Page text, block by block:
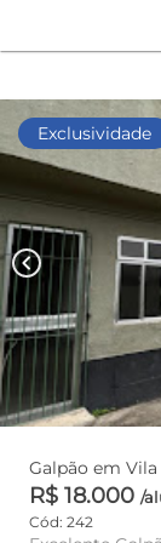
Exclusividade
chevron_left
R$ 18.000 /
Cód: 242